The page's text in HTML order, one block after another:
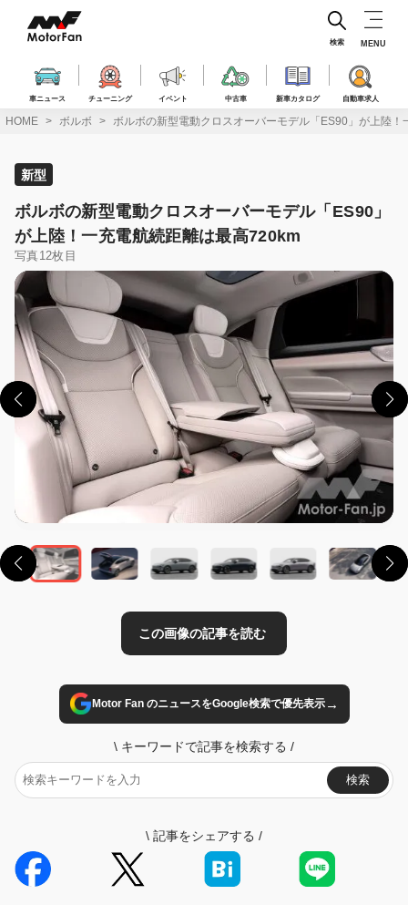
ス
車ニュース チューニング イベント 中古車 新車カタログ 自動車求人
検索 MENU
HOME ボルボ ボルボの新型電動クロスオーバーモデル「ES90」が上陸
新型
ボルボの新型電動クロスオーバーモデル「ES90」
が上陸！一充電航続距離は最高720km
写真12枚目
Motor Fan のニュースをGoogle検索で優先表示→
\ キーワードで記事を検索する /
検索
\ 記事をシェアする /